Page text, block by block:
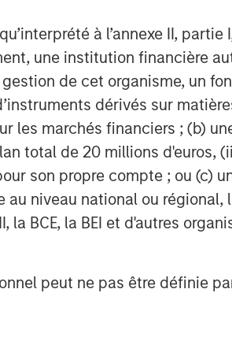
à l’annexe II, partie
une institution financière
de cet organisme, un
dérivés sur
les marchés financiers ; (b)
total de 20 millions d'euros,
son propre compte ; ou (c)
niveau national ou
la BCE, la BEI et d'autres
peut ne pas être définie
offers an alternative solution
by Morgan Stanley
equity business of Morgan
it in December 2017.
nurturing of pets, with roots
in companion pet, equine,
more information